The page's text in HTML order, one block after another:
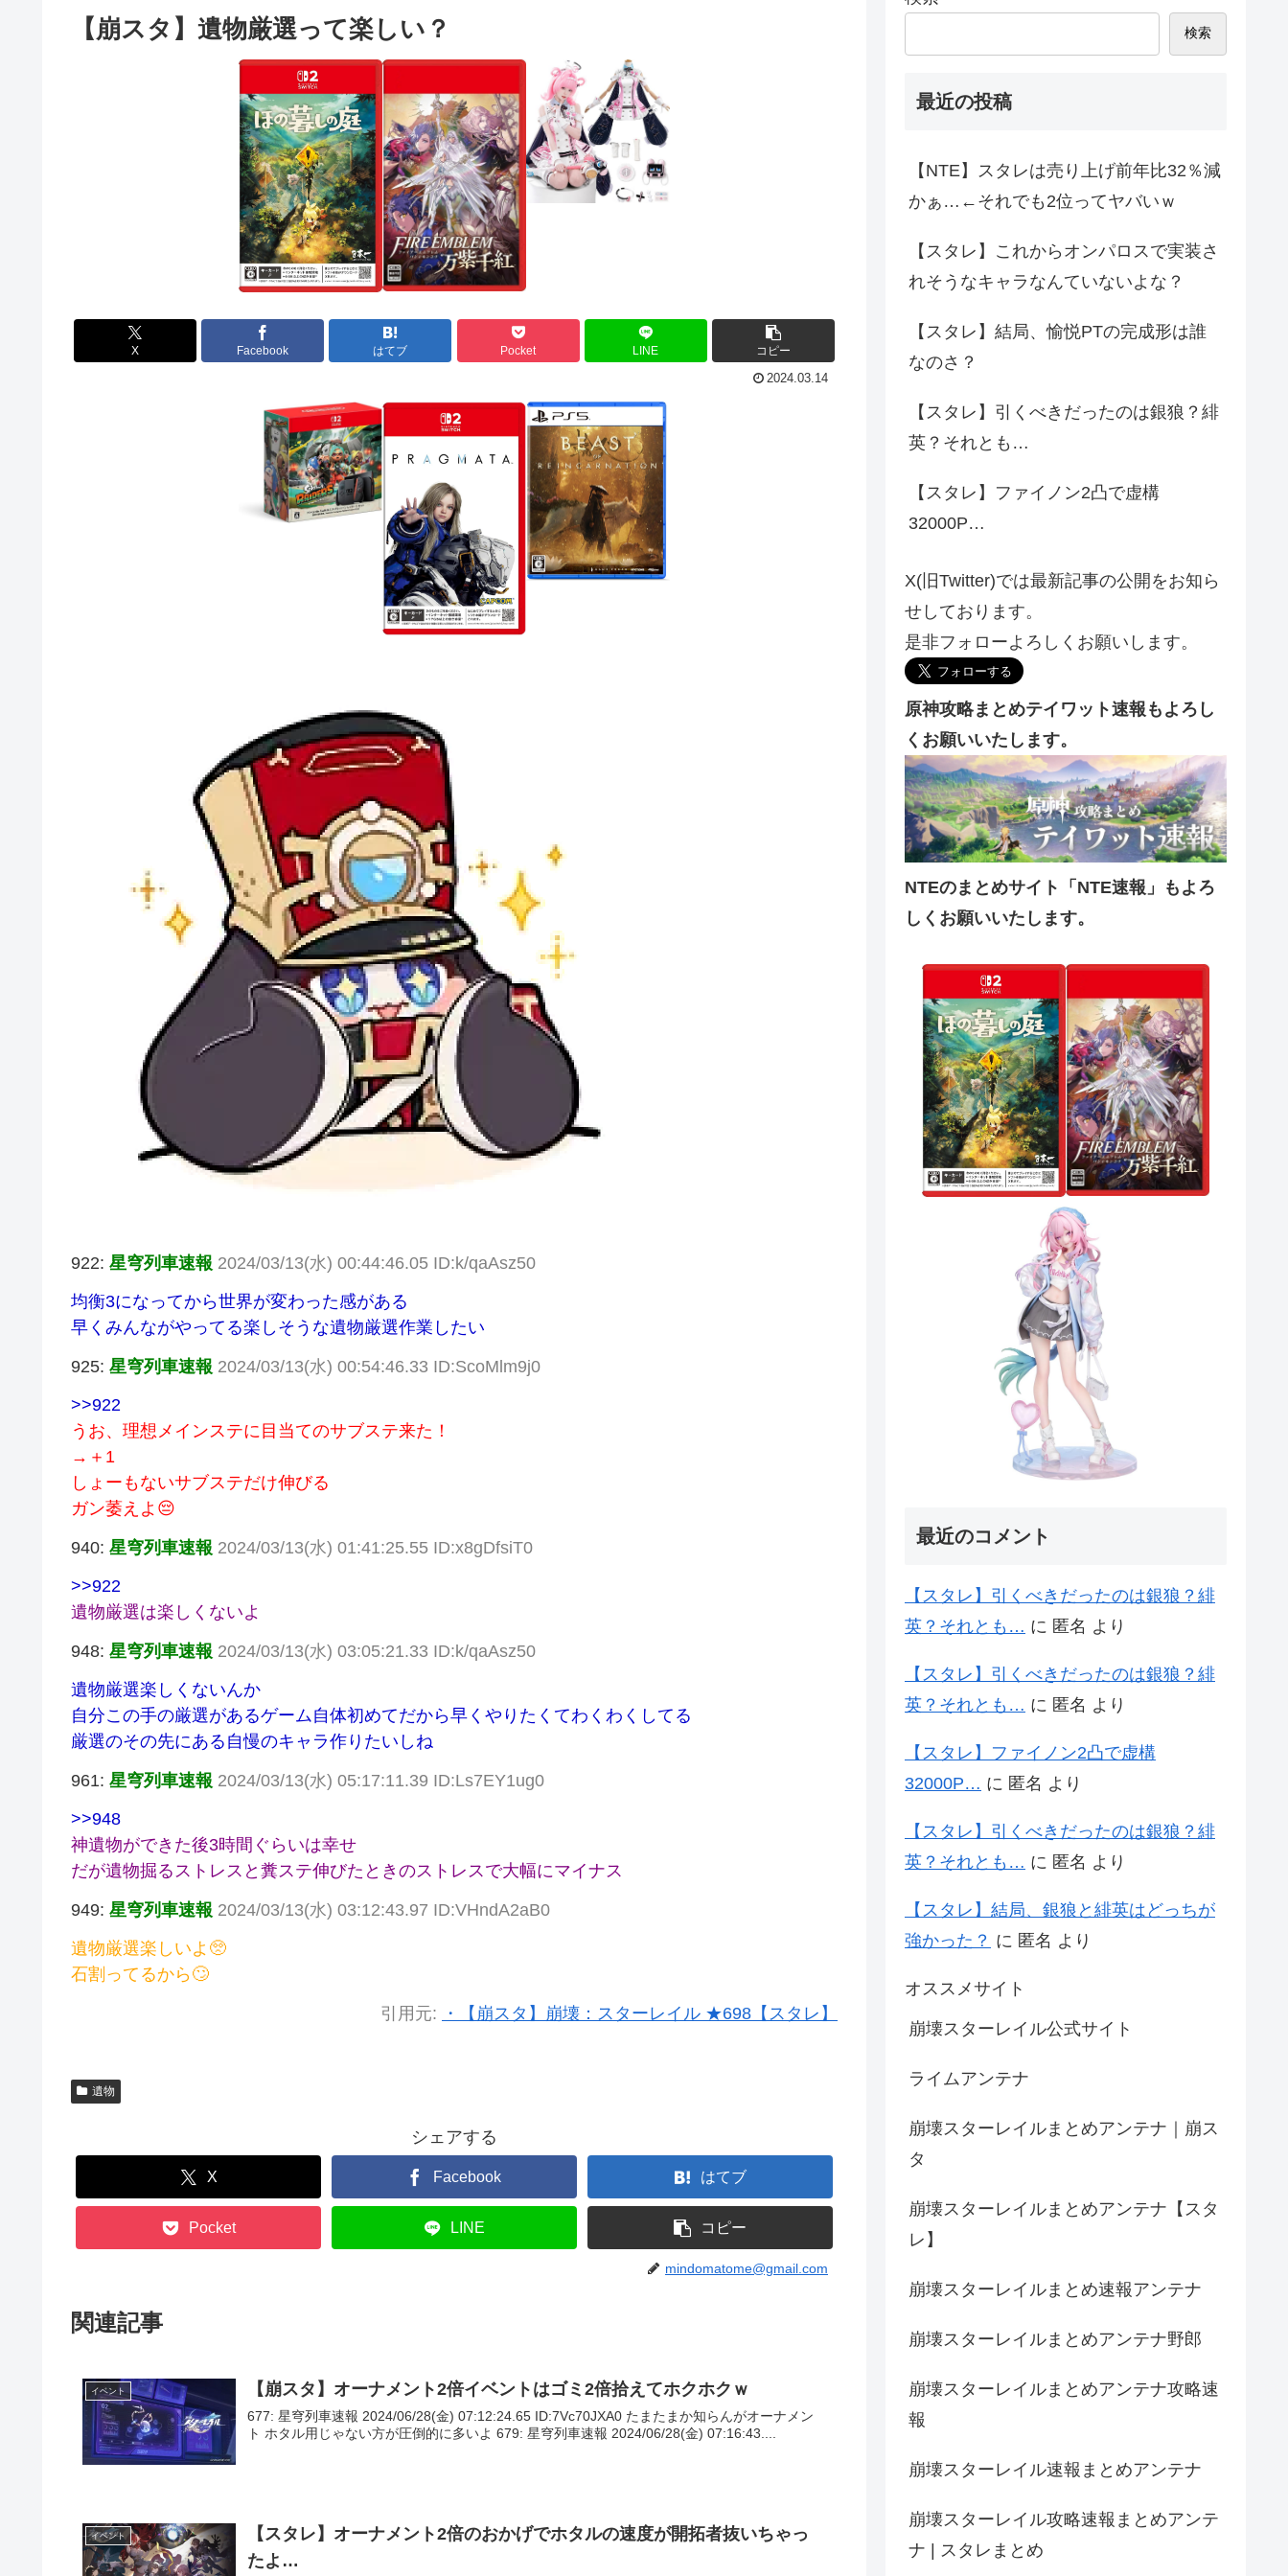
【崩スタ】遺物厳選って楽しい？
X Facebook はてブ Pocket LINE コピー
2024.03.14
922: 星穹列車速報 2024/03/13(水) 00:44:46.05 ID:k/qaAsz50
均衡3になってから世界が変わった感がある
早くみんながやってる楽しそうな遺物厳選作業したい
925: 星穹列車速報 2024/03/13(水) 00:54:46.33 ID:ScoMlm9j0
>>922
うお、理想メインステに目当てのサブステ来た！
→＋1
しょーもないサブステだけ伸びる
ガン萎えよ😔
940: 星穹列車速報 2024/03/13(水) 01:41:25.55 ID:x8gDfsiT0
>>922
遺物厳選は楽しくないよ
948: 星穹列車速報 2024/03/13(水) 03:05:21.33 ID:k/qaAsz50
遺物厳選楽しくないんか
自分この手の厳選があるゲーム自体初めてだから早くやりたくてわくわくしてる
厳選のその先にある自慢のキャラ作りたいしね
961: 星穹列車速報 2024/03/13(水) 05:17:11.39 ID:Ls7EY1ug0
>>948
神遺物ができた後3時間ぐらいは幸せ
だが遺物掘るストレスと糞ステ伸びたときのストレスで大幅にマイナス
949: 星穹列車速報 2024/03/13(水) 03:12:43.97 ID:VHndA2aB0
遺物厳選楽しいよ🥺
石割ってるから🙄
引用元: ・【崩スタ】崩壊：スターレイル ★698【スタレ】
遺物
シェアする
X Facebook はてブ
Pocket LINE コピー
mindomatome@gmail.com
関連記事
イベント 【崩スタ】オーナメント2倍イベントはゴミ2倍拾えてホクホクｗ
677: 星穹列車速報 2024/06/28(金) 07:12:24.65 ID:7Vc70JXA0 たまたまか知らんがオーナメン
ト ホタル用じゃない方が圧倒的に多いよ 679: 星穹列車速報 2024/06/28(金) 07:16:43....
イベント
【スタレ】オーナメント2倍のおかげでホタルの速度が開拓者抜いちゃっ
たよ…
検索
最近の投稿
【NTE】スタレは売り上げ前年比32％減
かぁ…←それでも2位ってヤバいｗ
【スタレ】これからオンパロスで実装さ
れそうなキャラなんていないよな？
【スタレ】結局、愉悦PTの完成形は誰
なのさ？
【スタレ】引くべきだったのは銀狼？緋
英？それとも…
【スタレ】ファイノン2凸で虚構
32000P…
X(旧Twitter)では最新記事の公開をお知ら
せしております。
是非フォローよろしくお願いします。
原神攻略まとめテイワット速報もよろし
くお願いいたします。
NTEのまとめサイト「NTE速報」もよろ
しくお願いいたします。
最近のコメント
【スタレ】引くべきだったのは銀狼？緋
英？それとも… に 匿名 より
【スタレ】引くべきだったのは銀狼？緋
英？それとも… に 匿名 より
【スタレ】ファイノン2凸で虚構
32000P… に 匿名 より
【スタレ】引くべきだったのは銀狼？緋
英？それとも… に 匿名 より
【スタレ】結局、銀狼と緋英はどっちが
強かった？ に 匿名 より
オススメサイト
崩壊スターレイル公式サイト
ライムアンテナ
崩壊スターレイルまとめアンテナ｜崩ス
タ
崩壊スターレイルまとめアンテナ【スタ
レ】
崩壊スターレイルまとめ速報アンテナ
崩壊スターレイルまとめアンテナ野郎
崩壊スターレイルまとめアンテナ攻略速
報
崩壊スターレイル速報まとめアンテナ
崩壊スターレイル攻略速報まとめアンテ
ナ | スタレまとめ